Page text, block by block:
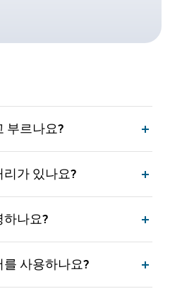
부르나요?
가 있나요?
나요?
사용하나요?